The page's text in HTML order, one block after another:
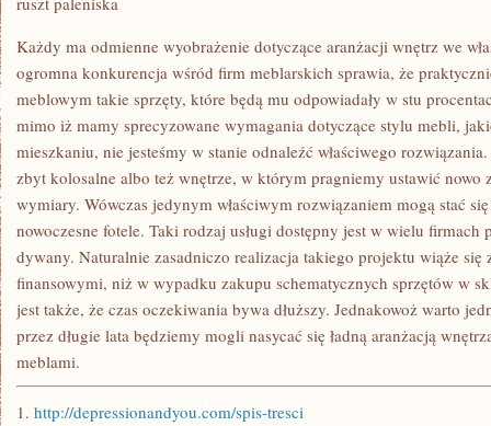
SIĘ,
TO
KONIEC
POPRZEDNICH
Każdy ma odmienne wyobrażenie dotyczące aranżacji wnętrz we
ogromna konkurencja wśród firm meblarskich sprawia, że
meblowym takie sprzęty, które będą mu odpowiadały w stu
mimo iż mamy sprecyzowane wymagania dotyczące stylu mebli,
mieszkaniu, nie jesteśmy w stanie odnaleźć właściwego
zbyt kolosalne albo też wnętrze, w którym pragniemy ustawić nowo
wymiary. Wówczas jedynym właściwym rozwiązaniem mogą stać
nowoczesne fotele. Taki rodzaj usługi dostępny jest w wielu firmach
dywany. Naturalnie zasadniczo realizacja takiego projektu wiąże
finansowymi, niż w wypadku zakupu schematycznych sprzętów w
jest także, że czas oczekiwania bywa dłuższy. Jednakowoż warto
przez długie lata będziemy mogli nasycać się ładną aranżacją
meblami.
1. http://depressionandyou.com/spis-tresci